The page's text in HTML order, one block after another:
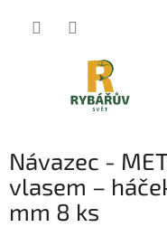
Návazec -
vlasem –
mm 8 ks